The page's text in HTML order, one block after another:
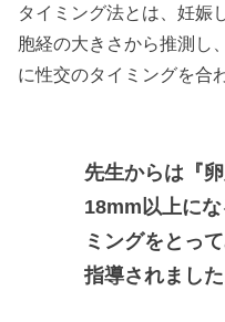
タイミング法とは、妊娠
胞経の大きさから推測し
に性交のタイミングを合
先生からは 『
18mm以上に
ミングをとっ
指導されました